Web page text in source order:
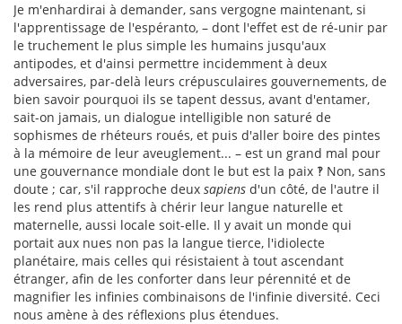
Je m'enhardirai à demander, sans vergogne maintenant, si
l'apprentissage de l'espéranto, – dont l'effet est de ré-unir par
le truchement le plus simple les humains jusqu'aux
antipodes, et d'ainsi permettre incidemment à deux
adversaires, par-delà leurs crépusculaires gouvernements, de
bien savoir pourquoi ils se tapent dessus, avant d'entamer,
sait-on jamais, un dialogue intelligible non saturé de
sophismes de rhéteurs roués, et puis d'aller boire des pintes
à la mémoire de leur aveuglement... – est un grand mal pour
une gouvernance mondiale dont le but est la paix ‽ Non, sans
doute ; car, s'il rapproche deux sapiens d'un côté, de l'autre il
les rend plus attentifs à chérir leur langue naturelle et
maternelle, aussi locale soit-elle. Il y avait un monde qui
portait aux nues non pas la langue tierce, l'idiolecte
planétaire, mais celles qui résistaient à tout ascendant
étranger, afin de les conforter dans leur pérennité et de
magnifier les infinies combinaisons de l'infinie diversité. Ceci
nous amène à des réflexions plus étendues.